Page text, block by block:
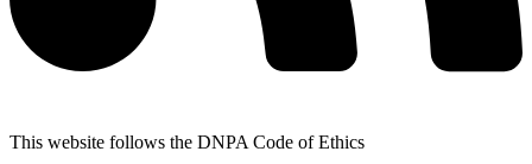
This website follows the DNPA Code of Ethics